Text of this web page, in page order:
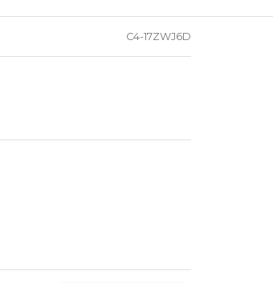
C4-17ZWJ6D